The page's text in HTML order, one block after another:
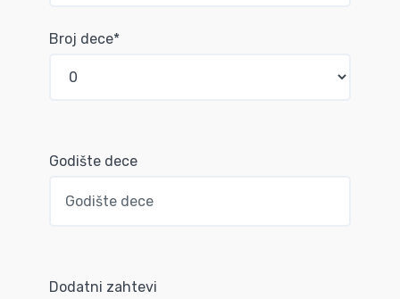
Broj dece*
Godište dece
Dodatni zahtevi